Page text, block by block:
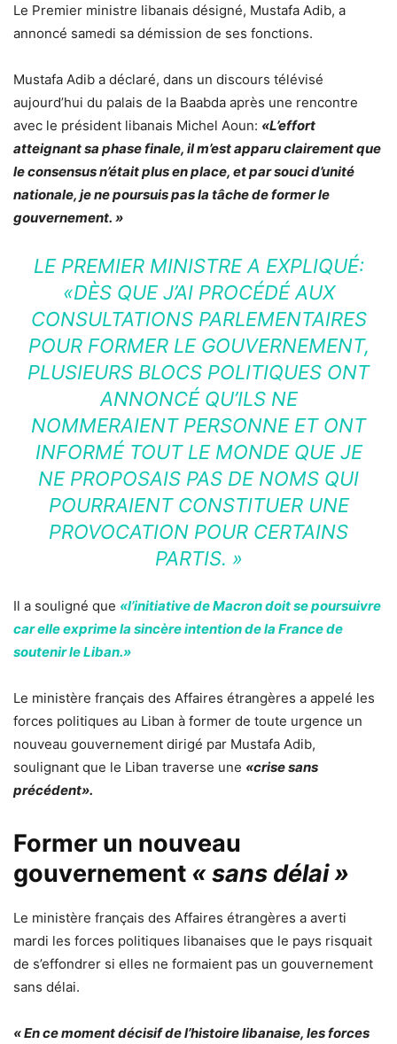
Le Premier ministre libanais désigné, Mustafa Adib, a
annoncé samedi sa démission de ses fonctions.
Mustafa Adib a déclaré, dans un discours télévisé
aujourd’hui du palais de la Baabda après une rencontre
avec le président libanais Michel Aoun: «L’effort
atteignant sa phase finale, il m’est apparu clairement que
le consensus n’était plus en place, et par souci d’unité
nationale, je ne poursuis pas la tâche de former le
gouvernement. »
LE PREMIER MINISTRE A EXPLIQUÉ:
«DÈS QUE J’AI PROCÉDÉ AUX
CONSULTATIONS PARLEMENTAIRES
POUR FORMER LE GOUVERNEMENT,
PLUSIEURS BLOCS POLITIQUES ONT
ANNONCÉ QU’ILS NE
NOMMERAIENT PERSONNE ET ONT
INFORMÉ TOUT LE MONDE QUE JE
NE PROPOSAIS PAS DE NOMS QUI
POURRAIENT CONSTITUER UNE
PROVOCATION POUR CERTAINS
PARTIS. »
Il a souligné que «l’initiative de Macron doit se poursuivre
car elle exprime la sincère intention de la France de
soutenir le Liban.»
Le ministère français des Affaires étrangères a appelé les
forces politiques au Liban à former de toute urgence un
nouveau gouvernement dirigé par Mustafa Adib,
soulignant que le Liban traverse une «crise sans
précédent».
Former un nouveau
gouvernement « sans délai »
Le ministère français des Affaires étrangères a averti
mardi les forces politiques libanaises que le pays risquait
de s’effondrer si elles ne formaient pas un gouvernement
sans délai.
« En ce moment décisif de l’histoire libanaise, les forces